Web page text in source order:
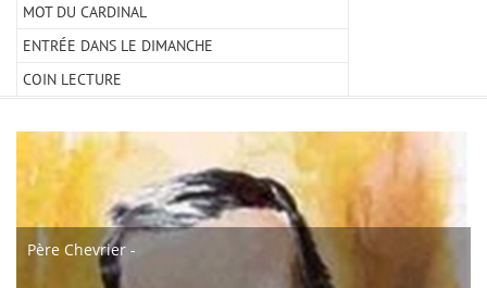
MOT DU CARDINAL
ENTRÉE DANS LE DIMANCHE
COIN LECTURE
Père Chevrier -